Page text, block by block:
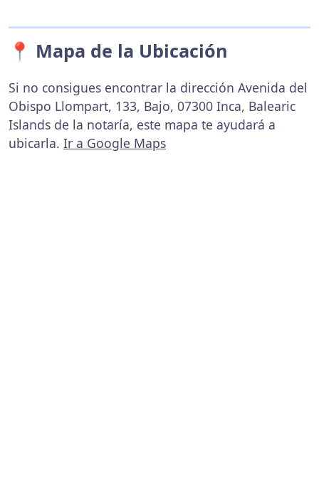
📍 Mapa de la Ubicación
Si no consigues encontrar la dirección Avenida del
Obispo Llompart, 133, Bajo, 07300 Inca, Balearic
Islands de la notaría, este mapa te ayudará a
ubicarla. Ir a Google Maps